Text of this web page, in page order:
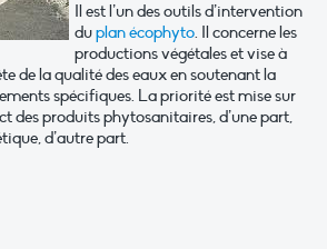
Il est l’un des outils d’intervention
duplan écophyto. Il concerne les
productions végétales et vise à
de la qualité des eaux en soutenant la
spécifiques. La priorité est mise sur
des produits phytosanitaires, d’une part,
d’autre part.